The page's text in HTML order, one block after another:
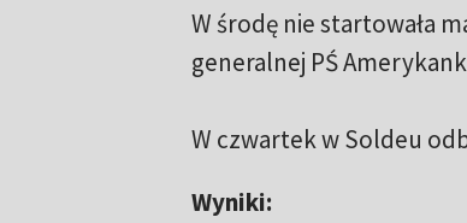
W środę nie startowała
generalnej PŚ
W czwartek w Soldeu
Wyniki: